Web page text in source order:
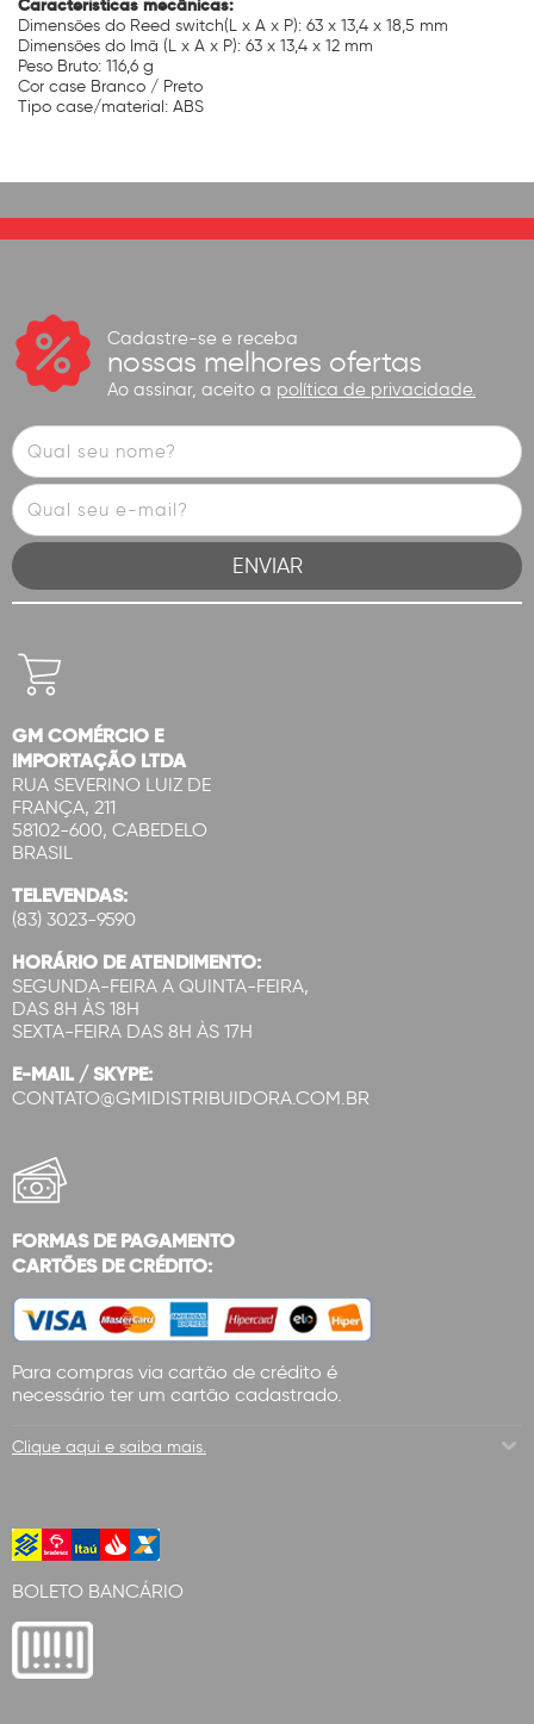
Características mecânicas:
Dimensões do Reed switch(L x A x P): 63 x 13,4 x 18,5 mm
Dimensões do Imã (L x A x P): 63 x 13,4 x 12 mm
Peso Bruto: 116,6 g
Cor case Branco / Preto
Tipo case/material: ABS
Cadastre-se e receba
nossas melhores ofertas
Ao assinar, aceito a política de privacidade.
GM COMÉRCIO E
IMPORTAÇÃO LTDA
RUA SEVERINO LUIZ DE
FRANÇA, 211
58102-600, CABEDELO
BRASIL
TELEVENDAS:
(83) 3023-9590
HORÁRIO DE ATENDIMENTO:
SEGUNDA-FEIRA A QUINTA-FEIRA,
DAS 8H ÀS 18H
SEXTA-FEIRA DAS 8H ÀS 17H
E-MAIL / SKYPE:
CONTATO@GMIDISTRIBUIDORA.COM.BR
FORMAS DE PAGAMENTO
CARTÕES DE CRÉDITO:
Para compras via cartão de crédito é
necessário ter um cartão cadastrado.
Clique aqui e saiba mais.
BOLETO BANCÁRIO